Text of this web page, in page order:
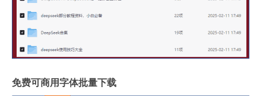
免费可商用字体批量下载